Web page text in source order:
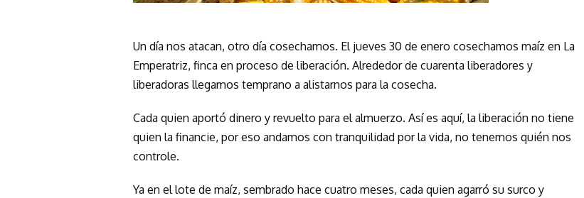
Un día nos atacan, otro día cosechamos. El jueves 30 de enero cosechamos maíz en La
Emperatriz, finca en proceso de liberación. Alrededor de cuarenta liberadores y
liberadoras llegamos temprano a alistarnos para la cosecha.
Cada quien aportó dinero y revuelto para el almuerzo. Así es aquí, la liberación no tiene
quien la financie, por eso andamos con tranquilidad por la vida, no tenemos quién nos
controle.
Ya en el lote de maíz, sembrado hace cuatro meses, cada quien agarró su surco y